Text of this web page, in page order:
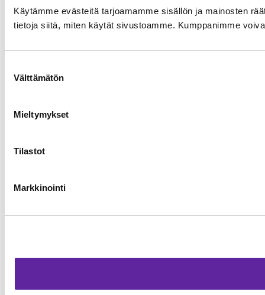
Käytämme evästeitä tarjoamamme sisällön ja mainosten
tietoja siitä, miten käytät sivustoamme. Kumppanimme
valinta
Välttämätön
Mieltymykset
Tilastot
Markkinointi